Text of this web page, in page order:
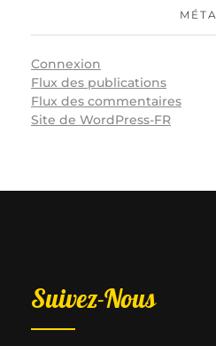
MÉTA
Connexion
Flux des publications
Flux des commentaires
Site de WordPress-FR
Suivez-Nous